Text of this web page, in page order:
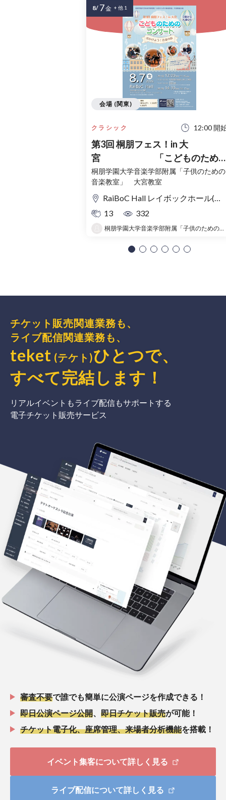
クラシック 12:00 開
第3回 桐朋フェス！in 大
宮 「こどものため
コンサート」〜出かけよう！音
の旅〜
桐朋学園大学音楽学部附属「子供のための
音楽教室」 大宮教室
RaiBoC Hall レイボックホール(市民会館おおみや) 5F リハーサルルーム・レクリエーションルーム
13
332
桐朋学園大学音楽学部附属「子供のための音楽教室 」大宮教室
会場 (関東)
8/ 7金 + 他 1
チケット販売関連業務も、
ライブ配信関連業務も、
teket (テケト)ひとつで、
すべて完結 します ！
リアルイベントもライブ配信もサポートする
電子チケット販売サービス
審査不要で誰でも簡単に公演ページを作成できる！
即日公演ページ公開
即日チケット販売が可能！
チケット電子化、座席管理、来場者分析機能を搭載！
イベント集客について詳しく見る
ライブ配信について詳しく見る